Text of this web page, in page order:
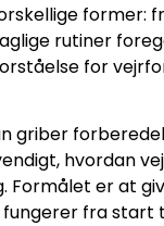
former:
rutiner
for
griber
hvordan
er at
fra start